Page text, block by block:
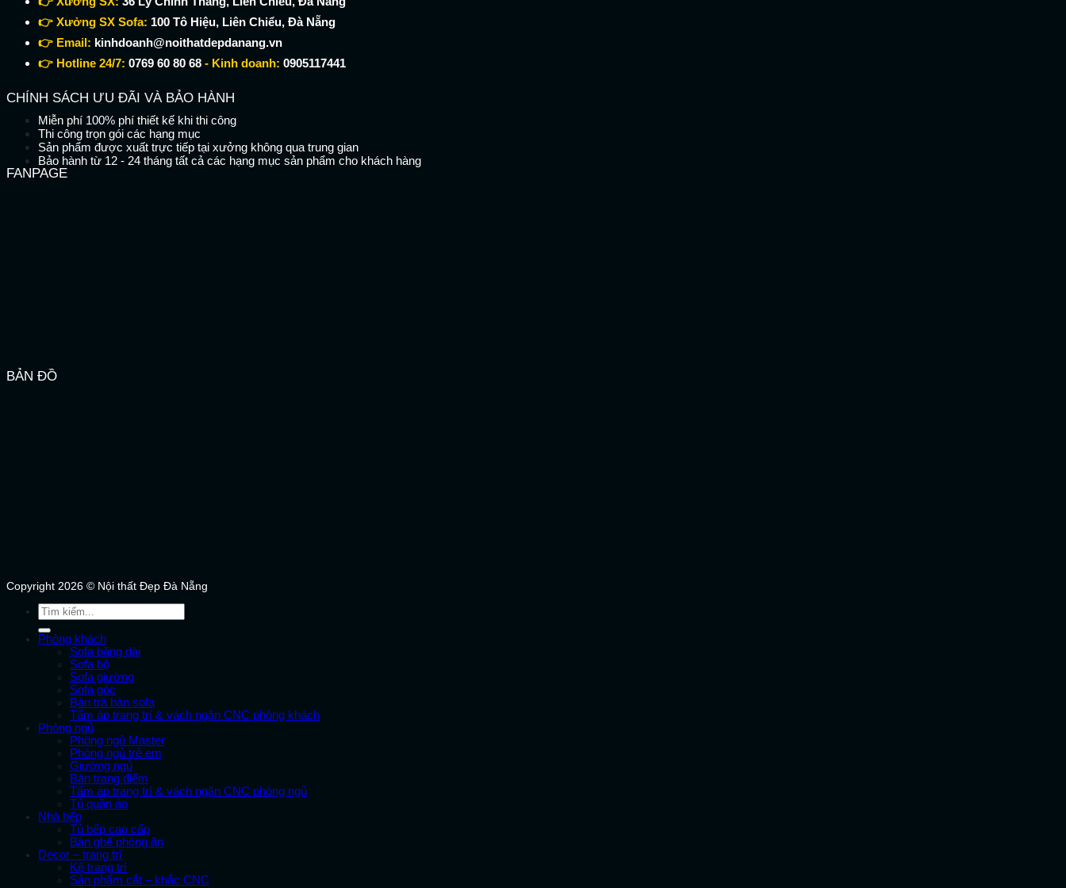
👉 Xưởng SX Sofa: 100 Tô Hiệu, Liên Chiểu, Đà Nẵng
👉 Email: kinhdoanh@noithatdepdanang.vn
👉 Hotline 24/7: 0769 60 80 68 - Kinh doanh: 0905117441
CHÍNH SÁCH ƯU ĐÃI VÀ BẢO HÀNH
Miễn phí 100% phí thiết kế khi thi công
Thi công trọn gói các hạng mục
Sản phẩm được xuất trực tiếp tại xưởng không qua trung gian
Bảo hành từ 12 - 24 tháng tất cả các hạng mục sản phẩm cho khách hàng
FANPAGE
BẢN ĐỒ
Copyright 2026 © Nội thất Đẹp Đà Nẵng
Tìm
kiếm:
Phòng khách
Sofa băng dài
Sofa bộ
Sofa giường
Sofa góc
Bàn trà bàn sofa
Tấm áp trang trí & vách ngăn CNC phòng khách
Phòng ngủ
Phòng ngủ Master
Phòng ngủ trẻ em
Giường ngủ
Bàn trang điểm
Tấm áp trang trí & vách ngăn CNC phòng ngủ
Tủ quần áo
Nhà bếp
Tủ bếp cao cấp
Bàn ghế phòng ăn
Decor – trang trí
Kệ trang trí
Sản phẩm cắt – khắc CNC